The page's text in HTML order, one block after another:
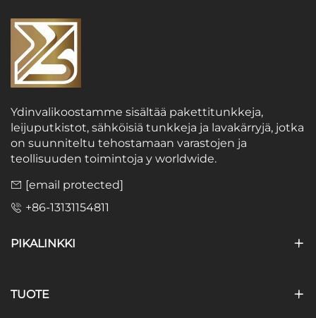
Ydinvalikoostamme sisältää pakettitunkkeja,
leijuputkistot, sähköisiä tunkkeja ja lavakärryjä, jotka
on suunniteltu tehostamaan varastojen ja
teollisuuden toimintoja y worldwide.
[email protected]
+86-13131154811
PIKALINKKI
TUOTE